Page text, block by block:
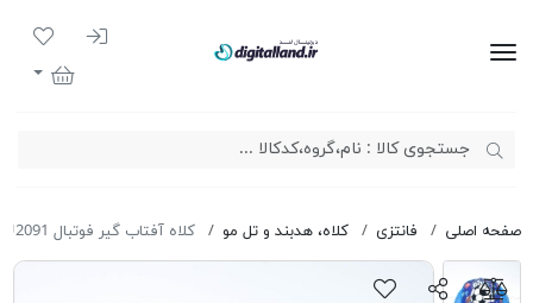
ورود به
لیست
سبد خرید
صفحه اصلی فانتزی کلاه، هدبند و تل مو کلاه آفتاب گیر فوتبال VEST U2091